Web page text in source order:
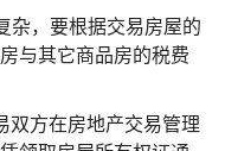
杂，要根据交易房屋的
与其它商品房的税费
双方在房地产交易管理